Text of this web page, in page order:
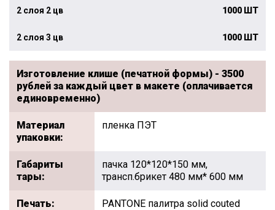
1000 ШТ
1000 ШТ
Изготовление клише (печатной формы) - 3500
рублей за каждый цвет в макете (оплачивается
единовременно)
Материал
упаковки:
пленка ПЭТ
Габариты
тары:
пачка 120*120*150 мм,
трансп.брикет 480 мм* 600 мм
Печать: PANTONE палитра solid couted